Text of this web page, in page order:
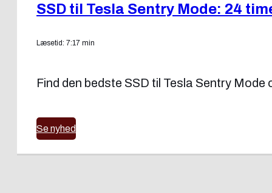
SSD til Tesla Sentry Mode: 24
Læsetid: 7:17 min
Find den bedste SSD til Tesla Sentry
Se nyhed